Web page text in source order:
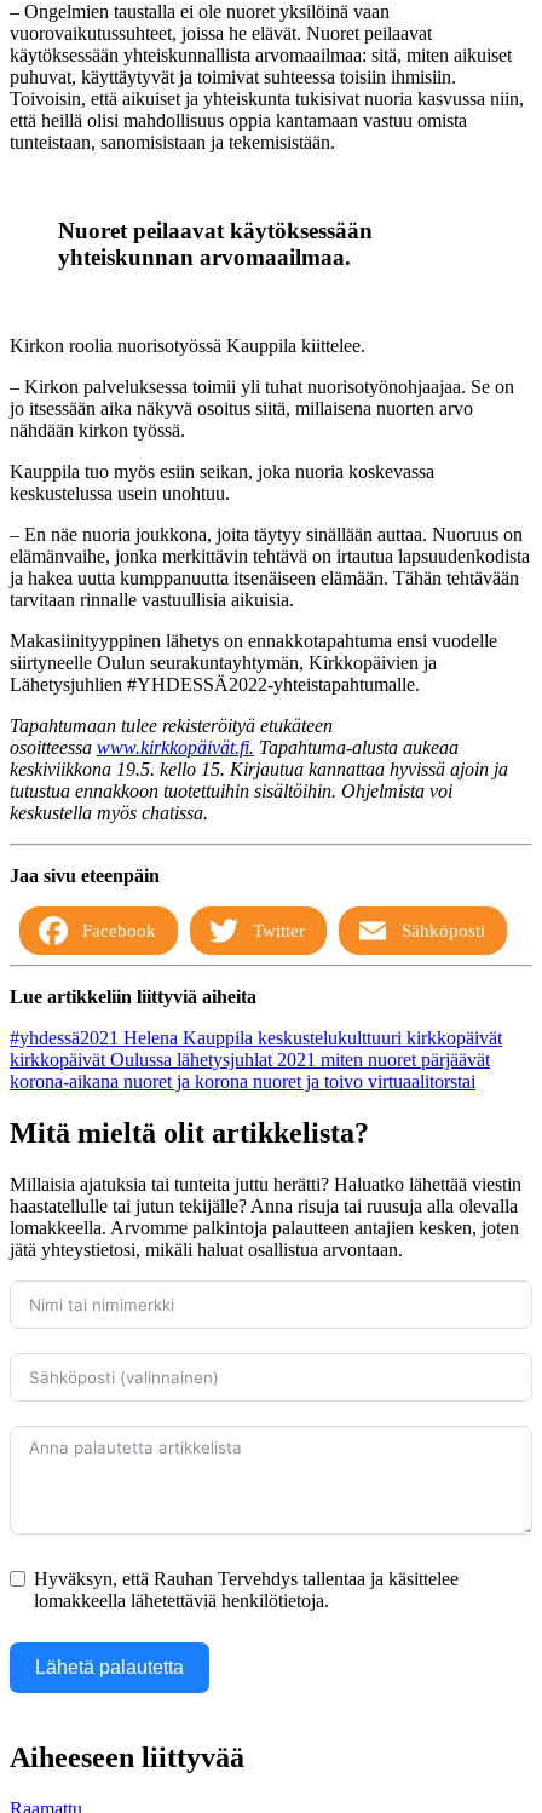
– Ongelmien taustalla ei ole nuoret yksilöinä vaan
vuorovaikutussuhteet, joissa he elävät. Nuoret peilaavat
käytöksessään yhteiskunnallista arvomaailmaa: sitä, miten aikuiset
puhuvat, käyttäytyvät ja toimivat suhteessa toisiin ihmisiin.
Toivoisin, että aikuiset ja yhteiskunta tukisivat nuoria kasvussa niin,
että heillä olisi mahdollisuus oppia kantamaan vastuu omista
tunteistaan, sanomisistaan ja tekemisistään.
Nuoret peilaavat käytöksessään
yhteiskunnan arvomaailmaa.
Kirkon roolia nuorisotyössä Kauppila kiittelee.
– Kirkon palveluksessa toimii yli tuhat nuorisotyönohjaajaa. Se on
jo itsessään aika näkyvä osoitus siitä, millaisena nuorten arvo
nähdään kirkon työssä.
Kauppila tuo myös esiin seikan, joka nuoria koskevassa
keskustelussa usein unohtuu.
– En näe nuoria joukkona, joita täytyy sinällään auttaa. Nuoruus on
elämänvaihe, jonka merkittävin tehtävä on irtautua lapsuudenkodista
ja hakea uutta kumppanuutta itsenäiseen elämään. Tähän tehtävään
tarvitaan rinnalle vastuullisia aikuisia.
Makasiinityyppinen lähetys on ennakkotapahtuma ensi vuodelle
siirtyneelle Oulun seurakuntayhtymän, Kirkkopäivien ja
Lähetysjuhlien #YHDESSÄ2022-yhteistapahtumalle.
Tapahtumaan tulee rekisteröityä etukäteen
osoitteessa www.kirkkopäivät.fi. Tapahtuma-alusta aukeaa
keskiviikkona 19.5. kello 15. Kirjautua kannattaa hyvissä ajoin ja
tutustua ennakkoon tuotettuihin sisältöihin. Ohjelmista voi
keskustella myös chatissa.
Jaa sivu eteenpäin
Facebook Twitter Sähköposti
Lue artikkeliin liittyviä aiheita
#yhdessä2021 Helena Kauppila keskustelukulttuuri kirkkopäivät
kirkkopäivät Oulussa lähetysjuhlat 2021 miten nuoret pärjäävät
korona-aikana nuoret ja korona nuoret ja toivo virtuaalitorstai
Mitä mieltä olit artikkelista?
Millaisia ajatuksia tai tunteita juttu herätti? Haluatko lähettää viestin
haastatellulle tai jutun tekijälle? Anna risuja tai ruusuja alla olevalla
lomakkeella. Arvomme palkintoja palautteen antajien kesken, joten
jätä yhteystietosi, mikäli haluat osallistua arvontaan.
Hyväksyn, että Rauhan Tervehdys tallentaa ja käsittelee
lomakkeella lähetettäviä henkilötietoja.
Lähetä palautetta
Aiheeseen liittyvää
Raamattu